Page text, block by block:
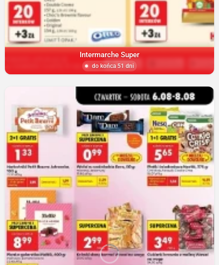
Intermarche Super
do końca 51 dni